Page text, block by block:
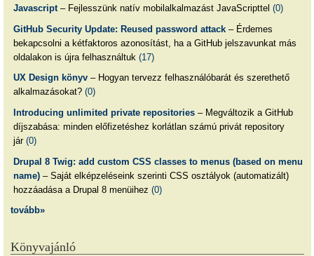
Javascript– Fejlesszünk natív mobilalkalmazást JavaScripttel (0)
GitHub Security Update: Reused password attack– Érdemes
bekapcsolni a kétfaktoros azonosítást, ha a GitHub jelszavunkat más
oldalakon is újra felhasználtuk (17)
UX Design könyv– Hogyan tervezz felhasználóbarát és szerethető
alkalmazásokat? (0)
Introducing unlimited private repositories– Megváltozik a GitHub
díjszabása: minden előfizetéshez korlátlan számú privát repository
jár (0)
Drupal 8 Twig: add custom CSS classes to menus (based on menu
name)– Saját elképzeléseink szerinti CSS osztályok (automatizált)
hozzáadása a Drupal 8 menüihez (0)
tovább»
Könyvajánló